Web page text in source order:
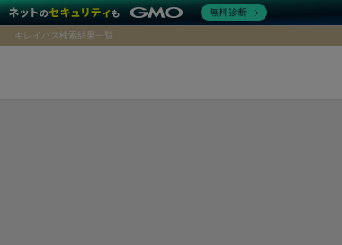
キレイパス検索結果一覧
無料診断